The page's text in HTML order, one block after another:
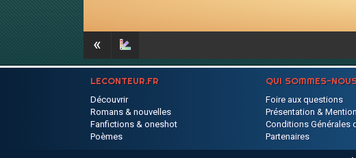
«
LECONTEUR.FR QUI SOMMES-
Découvrir
Romans & nouvelles
Fanfictions & oneshot
Poèmes
Foire aux questions
Présentation &
Conditions Générales
Partenaires